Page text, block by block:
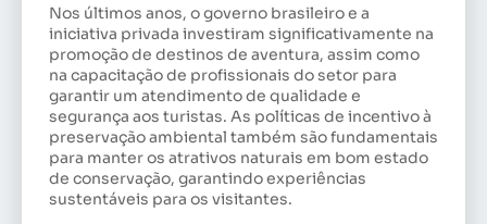
Nos últimos anos, o governo brasileiro e a
iniciativa privada investiram significativamente na
promoção de destinos de aventura, assim como
na capacitação de profissionais do setor para
garantir um atendimento de qualidade e
segurança aos turistas. As políticas de incentivo à
preservação ambiental também são fundamentais
para manter os atrativos naturais em bom estado
de conservação, garantindo experiências
sustentáveis para os visitantes.